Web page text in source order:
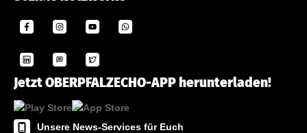
Jetzt OBERPFALZECHO-APP herunterladen!
Unsere News-Services für Euch